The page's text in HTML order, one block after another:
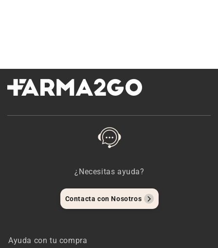
¿Necesitas ayuda?
Contacta con Nosotros
Ayuda con tu compra